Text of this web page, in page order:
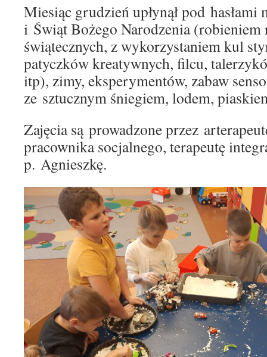
Miesiąc grudzień upłynął pod hasłami
i Świąt Bożego Narodzenia
świątecznych, z wykorzystaniem kul
patyczków kreatywnych, filcu,
itp), zimy, eksperymentów, zabaw
ze sztucznym śniegiem, lodem,
Zajęcia są prowadzone przez
pracownika socjalnego, terapeutę
p. Agnieszkę.